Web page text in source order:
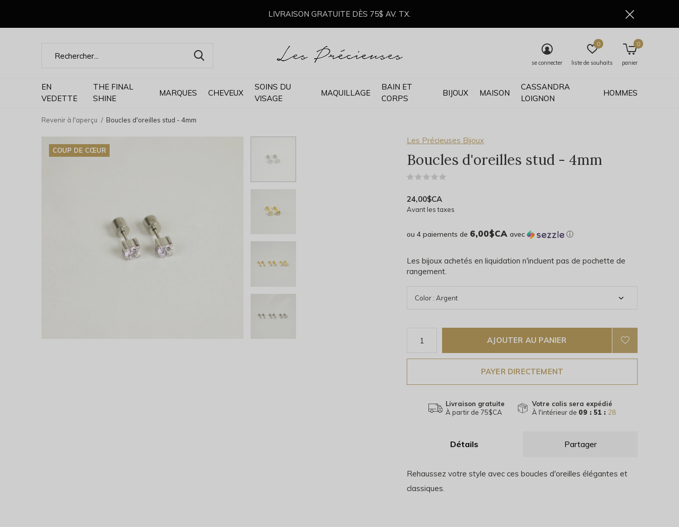
EN
VEDETTE
THE FINAL
SHINE
MARQUES CHEVEUX
SOINS DU
VISAGE
MAQUILLAGE
BAIN ET
CORPS
BIJOUX MAISON
CASSANDRA
LOIGNON
HOMMES
se connecter liste de souhaits
0
panier
0
LIVRAISON GRATUITE DÈS 75$ AV. TX.
Revenir à l'aperçu Boucles d'oreilles stud - 4mm
COUP DE CŒUR
Les Précieuses Bijoux
Boucles d'oreilles stud - 4mm
24,00$CA
Avant les taxes
ou 4 paiements de 6,00$CA avec ⓘ
Les bijoux achetés en liquidation n'incluent pas de pochette de
rangement.
AJOUTER AU PANIER
PAYER DIRECTEMENT
Livraison gratuite
À partir de 75$CA
Votre colis sera expédié
À l'intérieur de 09 : 51 : 28
Détails Partager
Rehaussez votre style avec ces boucles d'oreilles élégantes et
classiques.